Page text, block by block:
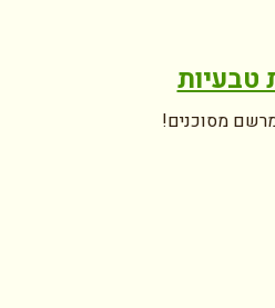
טבעיות
מרשם מסוכנים!